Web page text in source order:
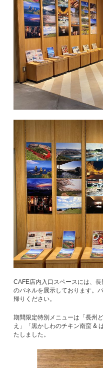
CAFE店内入口スペースには、長
のパネルを展示しております。
帰りください。
期間限定特別メニューは「長州
え」「黒かしわのチキン南蛮 &
たしました。